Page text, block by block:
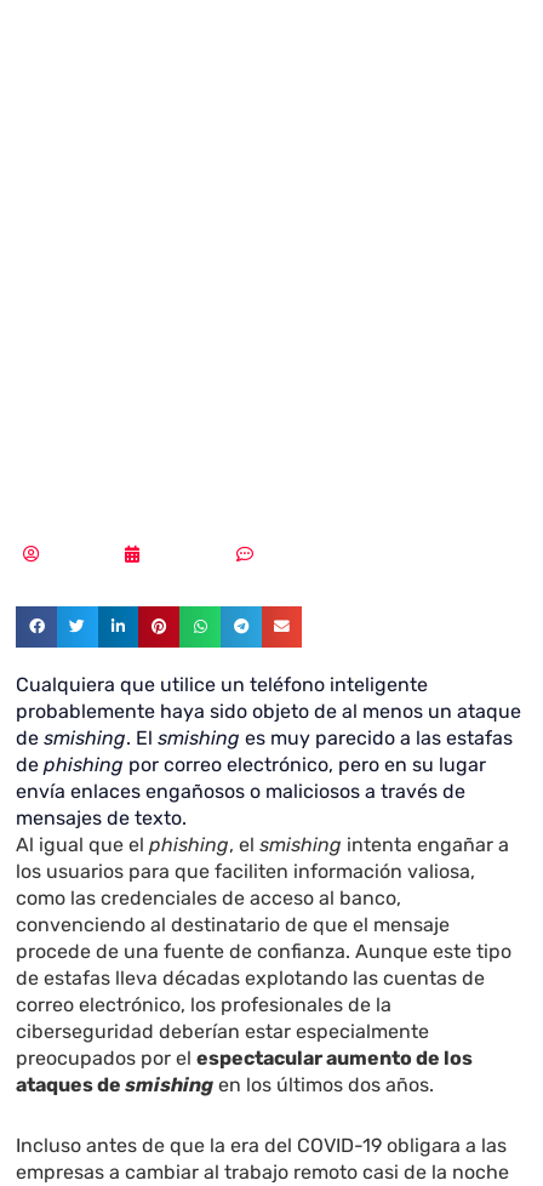
Cualquiera que utilice un teléfono inteligente
probablemente haya sido objeto de al menos un ataque
desmishing. Elsmishinges muy parecido a las estafas
dephishing por correo electrónico, pero en su lugar
envía enlaces engañosos o maliciosos a través de
mensajes de texto.
Al igual que elphishing, elsmishing intenta engañar a
los usuarios para que faciliten información valiosa,
como las credenciales de acceso al banco,
convenciendo al destinatario de que el mensaje
procede de una fuente de confianza. Aunque este tipo
de estafas lleva décadas explotando las cuentas de
correo electrónico, los profesionales de la
ciberseguridad deberían estar especialmente
preocupados por elespectacular aumento de los
ataques de smishing en los últimos dos años.
Incluso antes de que la era del COVID-19 obligara a las
empresas a cambiar al trabajo remoto casi de la noche